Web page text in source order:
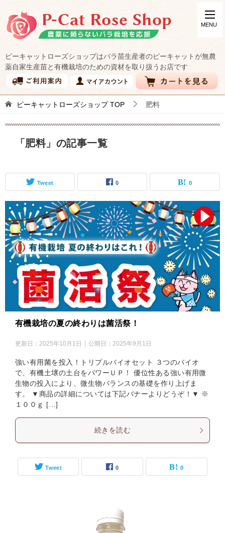
ピーキャットローズショップはバラ苗生産者のピーキャットが無農
薬自家生産苗と有機栽培のための資材を取り扱うお店です
ピーキャットローズショップTOP 肥料
「肥料」の記事一覧
Tweet 0 0
有機栽培の夏の終わりは菌活祭！
更新日： 2025年10月1日 公開日： 2025年9月1日
強い有用菌を投入！トリプルバイオセット ３つのバイオ
で、有機土壌の土台をパワーＵＰ！ 優位性ある強い有用微
生物の投入により、微生物バランスの基礎を作り上げま
す。 ▼商品の詳細については下記バナーよりどうぞ！▼ ※
１００ｇ […]
続きを読む
Tweet 0 0